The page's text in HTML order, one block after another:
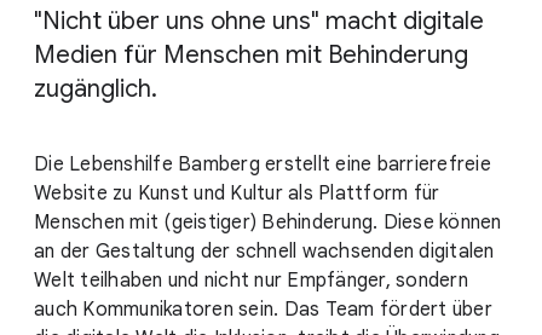
"Nicht über uns ohne uns" macht digitale
Medien für Menschen mit Behinderung
zugänglich.
Die Lebenshilfe Bamberg erstellt eine barrierefreie
Website zu Kunst und Kultur als Plattform für
Menschen mit (geistiger) Behinderung. Diese können
an der Gestaltung der schnell wachsenden digitalen
Welt teilhaben und nicht nur Empfänger, sondern
auch Kommunikatoren sein. Das Team fördert über